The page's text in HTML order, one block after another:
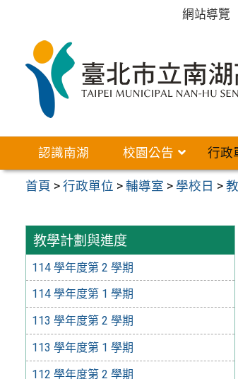
網站導覽
認識南湖 校園公告 行政
首頁 >行政單位 >輔導室 > 學校日 >
教學計劃與進度
114 學年度第 2 學期
114 學年度第 1 學期
113 學年度第 2 學期
113 學年度第 1 學期
112 學年度第 2 學期